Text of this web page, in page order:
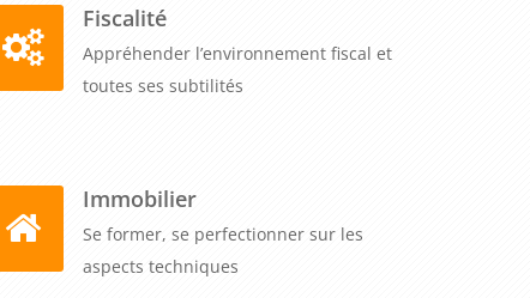
Fiscalité
Appréhender l’environnement fiscal et
toutes ses subtilités
Immobilier
Se former, se perfectionner sur les
aspects techniques